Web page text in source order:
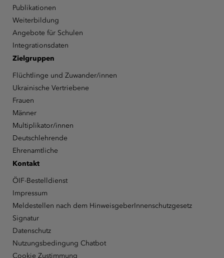
Publikationen
Weiterbildung
Angebote für Schulen
Integrationsdaten
Zielgruppen
Flüchtlinge und Zuwander/innen
Ukrainische Vertriebene
Frauen
Männer
Multiplikator/innen
Deutschlehrende
Ehrenamtliche
Kontakt
ÖIF-Bestelldienst
Impressum
Meldestellen nach dem HinweisgeberInnenschutzgesetz
Signatur
Datenschutz
Nutzungsbedingung Chatbot
Cookie Zustimmung